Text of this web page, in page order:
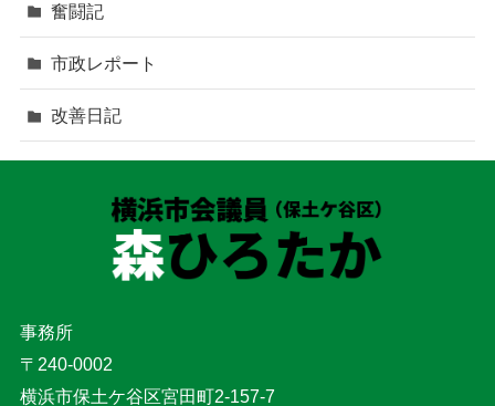
奮闘記
市政レポート
改善日記
事務所
〒240-0002
横浜市保土ケ谷区宮田町2-157-7